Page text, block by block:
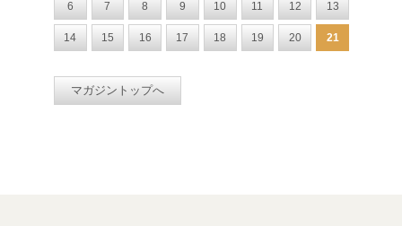
6 7 8 9 10 11 12 13
14 15 16 17 18 19 20 21
マガジントップへ